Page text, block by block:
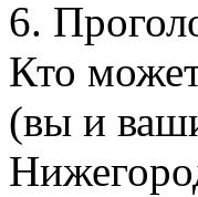
6.
Кто
(вы и